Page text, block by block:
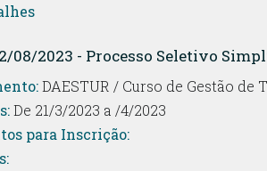
08/2023 - Processo Seletivo
DAESTUR / Curso de Gestão de
De 21/3/2023 a /4/2023
para Inscrição: